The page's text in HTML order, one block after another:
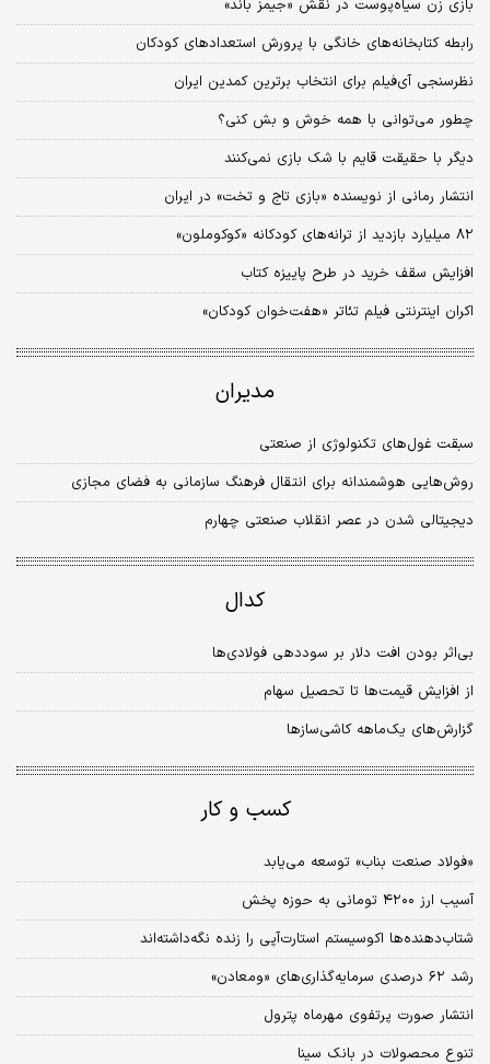
بازی زن سیاه‌پوست در نقش «جیمز باند»
رابطه کتابخانه‌های خانگی با پرورش استعدادهای کودکان
نظرسنجی آی‌فیلم برای انتخاب برترین کمدین ایران
چطور می‌توانی با همه خوش و بش کنی؟
دیگر با حقیقت قایم با شک بازی نمی‌کنند
انتشار رمانی از نویسنده «بازی تاج و تخت» در ایران
۸۲ میلیارد بازدید از ترانه‌های کودکانه «کوکوملون»
افزایش سقف خرید در طرح پاییزه کتاب
اکران اینترنتی فیلم تئاتر «هفت‌خوان کودکان»
مدیران
سبقت غول‌های تکنولوژی از صنعتی
روش‌هایی هوشمندانه برای انتقال فرهنگ سازمانی به فضای مجازی
دیجیتالی شدن در عصر انقلاب صنعتی چهارم
کدال
بی‌اثر بودن افت دلار بر سود‌دهی فولادی‌ها
از افزایش قیمت‌ها تا تحصیل سهام
گزارش‌های یک‌ماهه کاشی‌سازها
کسب و کار
«فولاد صنعت بناب» توسعه می‌یابد
آسیب ارز ۴۲۰۰ تومانی به حوزه پخش
شتاب‌دهنده‌ها اکوسیستم استارت‌آپی را زنده نگه‌داشته‌اند
رشد ۶۲ درصدی سرمایه‌گذاری‌های «ومعادن»
انتشار صورت پرتفوی مهرماه پترول
تنوع محصولات در بانک سینا